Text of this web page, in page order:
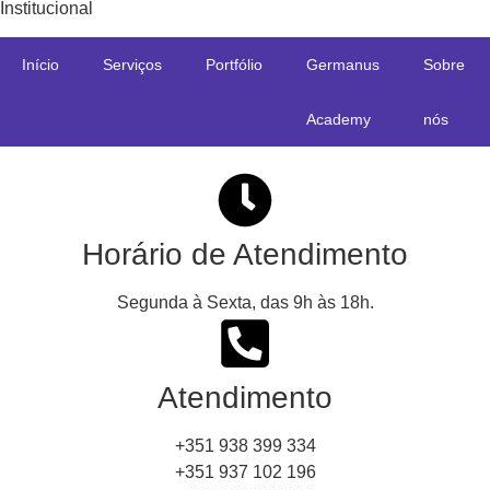
Institucional
Início Serviços Portfólio Germanus
Academy
Sobre
nós
Horário de Atendimento
Segunda à Sexta, das 9h às 18h.
Atendimento
+351 938 399 334
+351 937 102 196